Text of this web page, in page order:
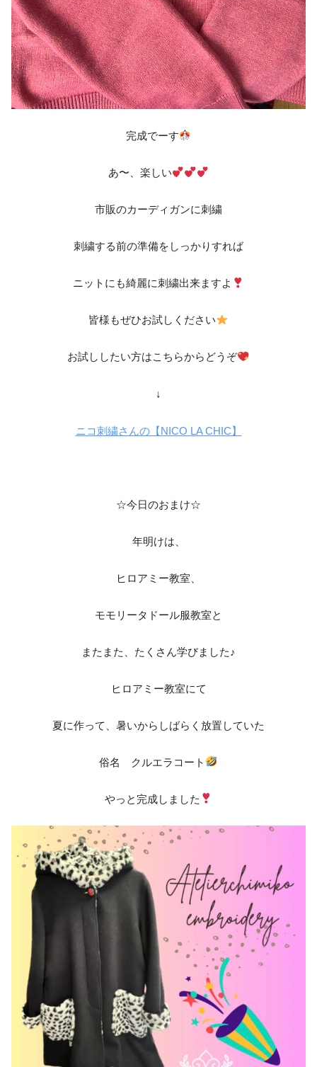
完成でーす
あ〜、楽しい
市販のカーディガンに刺繍
刺繍する前の準備をしっかりすれば
ニットにも綺麗に刺繍出来ますよ
皆様もぜひお試しください
お試ししたい方はこちらからどうぞ
↓
ニコ刺繍さんの【NICO LA CHIC】
☆今日のおまけ☆
年明けは、
ヒロアミー教室、
モモリータドール服教室と
またまた、たくさん学びました♪
ヒロアミー教室にて
夏に作って、暑いからしばらく放置していた
俗名 クルエラコート
やっと完成しました